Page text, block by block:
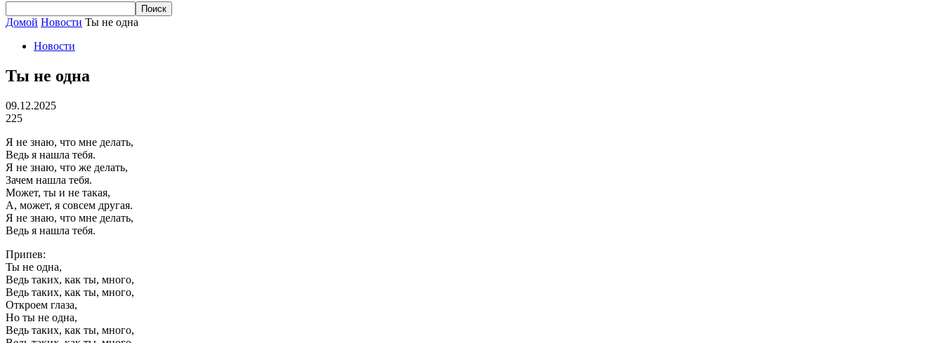
Домой Новости Ты не одна
Новости
Ты не одна
09.12.2025
225
Я не знаю, что мне делать,
Ведь я нашла тебя.
Я не знаю, что же делать,
Зачем нашла тебя.
Может, ты и не такая,
А, может, я совсем другая.
Я не знаю, что мне делать,
Ведь я нашла тебя.
Припев:
Ты не одна,
Ведь таких, как ты, много,
Ведь таких, как ты, много,
Откроем глаза,
Но ты не одна,
Ведь таких, как ты, много,